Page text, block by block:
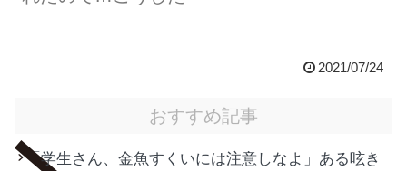
2021/07/24
おすすめ記事
「学生さん、金魚すくいには注意しなよ」ある呟き